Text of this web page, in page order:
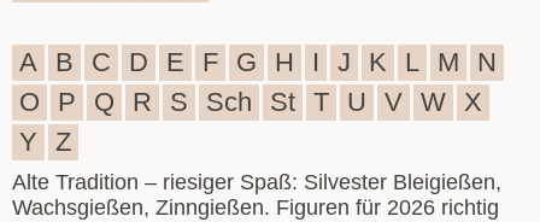
A B C D E F G H I J K L M
N
O
P Q R S Sch St T U V W X
Y
Z
Alte Tradition – riesiger Spaß: Silvester Bleigießen,
Wachsgießen, Zinngießen. Figuren für 2026 richtig